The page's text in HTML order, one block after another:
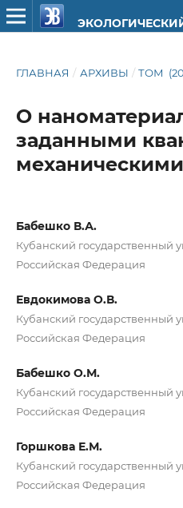
ГЛАВНАЯ / АРХИВЫ / ТОМ
О
заданными
Бабешко В.А.
Кубанский государственный
Российская Федерация
Евдокимова О.В.
Кубанский государственный
Российская Федерация
Бабешко О.М.
Кубанский государственный
Российская Федерация
Горшкова Е.М.
Кубанский государственный
Российская Федерация